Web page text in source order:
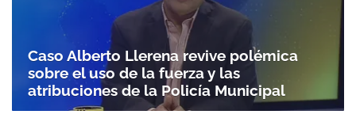
Caso Alberto Llerena revive polémica
sobre el uso de la fuerza y las
atribuciones de la Policía Municipal